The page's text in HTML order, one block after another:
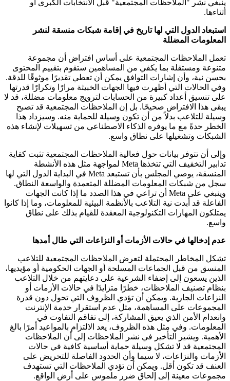
ينبغي نشر "الملاحظات المجتمعية" قبل الانتخابات الكبرى أو
أثناءها.
استبعاد الدول التي لها تاريخ في إقامة شبكات منسقة لنشر
المعلومات المضللة
تعمل الملاحظات المجتمعية على أساس افتراض أن مجموعة
متنوعة ومستقلة بما يكفي من المساهمين ستقوم بتقييم المحتوى
بحسن نية، وأن إشارات التوافق يمكن أن تعطي تقديرًا موثوقًا للدقة.
وفي الحالات التي أظهرت فيها الجهات الخبيثة مرارًا وتكرارًا قدرتها
على تنسيق أعداد كبيرة من الحسابات لترويج معلومات مضللة، قد لا
يبقى هذا الافتراض صحيحًا. بل إن الملاحظات المجتمعية قد تصبح
وسيلة للتلاعب بدلاً من أن تكون وسيلة للحماية منه. وسيزداد هذا
الخطر حدةً مع ما يوفره الذكاء الاصطناعي من تسهيلات لإنشاء هذه
الشبكات وتشغيلها على نطاق واسع.
وإلى أن تتوفر بيانات حول فعالية الملاحظات المجتمعية تثبت كفاية
تدابير التخفيف التي تتخذها Meta لمواجهة مثل هذه الأنشطة
المنسقة، يوصي المجلس بأن تستبعد Meta في البداية الدول التي لها
سجل من شبكات المعلومات المضللة المتعمدة والواسعة النطاق.
وينبغي على Meta أن تراعي في هذا الصدد ما إذا كانت الجهات
الفاعلة قد أبدت نية التلاعب بالأنظمة البيئية للمعلومات، وما إذا كانوا
يمتلكون المهارات التكنولوجية المعقدة للقيام بذلك على نطاق
واسع.
عدم إدخالها في حالات الأزمات أو النزاعات التي طال أمدها
تشكل المخاطر المحتملة لتعرض الملاحظات المجتمعية للتلاعب
المنسق من قبل الجماعات المسلحة أو الجهات الحكومية أو مؤيديها،
الذين يسعون إلى إضفاء الشرعية على دعايتهم من خلال التلاعب
بنظام تصنيف الملاحظات، خطرًا متزايدًا في حالات الأزمات أو
النزاعات الجارية. ويمكن أن تؤدي الظروف التي تحول دون قدرة
المجموعات على المساهمة، مثل عدم استقرار خدمة الإنترنت
وانعدام الأمن الذي يعيق المشاركة، إلى تفاقم التفاوت في
المعلومات. وفي مثل هذه الظروف، يعد الالتزام بالمواعيد أمرًا بالغ
الأهمية. ويشير التأخير في نشر الملاحظات إلى أن الملاحظات
المجتمعية قد لا تشكل وسيلة حماية أساسية كافية في حالات
الأزمات والنزاعات، لا سيما وأن الحدود الفاصلة للتحريض على
العنف قد تكون أقل. ويمكن أن تؤدي الملاحظات التي تستهدف
مجموعات معينة إلى إلحاق ضرر ملموس على أرض الواقع.